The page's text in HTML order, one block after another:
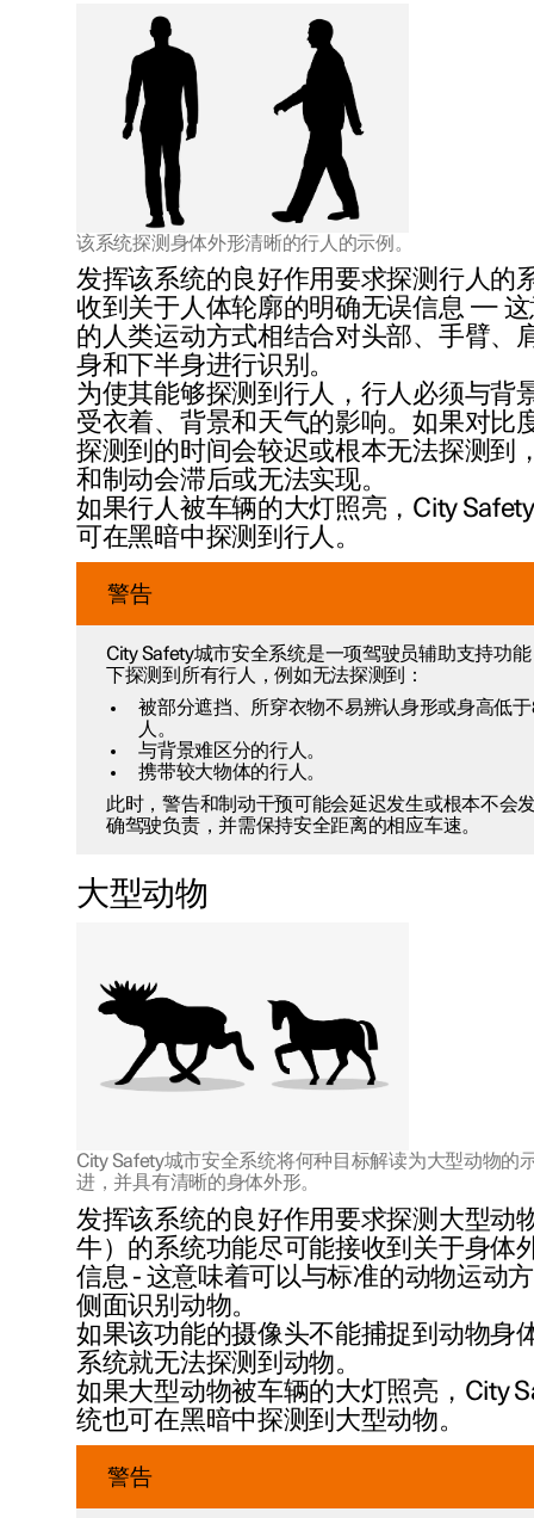
该系统探测身体外形清晰的行人的示例。
发挥该系统的良好作用要求探测行人的
收到关于人体轮廓的明确无误信息 —
的人类运动方式相结合对头部、手臂、
身和下半身进行识别。
为使其能够探测到行人，行人必须与背
受衣着、背景和天气的影响。如果对比
探测到的时间会较迟或根本无法探测到
和制动会滞后或无法实现。
如果行人被车辆的大灯照亮，City
可在黑暗中探测到行人。
警告
City Safety城市安全系统是一项驾驶员辅助支持功
下探测到所有行人，例如无法探测到：
被部分遮挡、所穿衣物不易辨认身形或身高低于
人。
与背景难区分的行人。
携带较大物体的行人。
此时，警告和制动干预可能会延迟发生或根本不会
确驾驶负责，并需保持安全距离的相应车速。
大型动物
City Safety城市安全系统将何种目标解读为大型动物的
进，并具有清晰的身体外形。
发挥该系统的良好作用要求探测大型动
牛）的系统功能尽可能接收到关于身体
信息 - 这意味着可以与标准的动物运动
侧面识别动物。
如果该功能的摄像头不能捕捉到动物身
系统就无法探测到动物。
如果大型动物被车辆的大灯照亮，City
统也可在黑暗中探测到大型动物。
警告